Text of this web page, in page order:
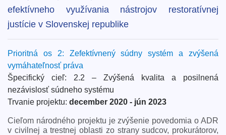
efektívneho využívania nástrojov restoratívnej
justície v Slovenskej republike
Prioritná os 2: Zefektívnený súdny systém a zvýšená
vymáhateľnosť práva
Špecifický cieľ: 2.2 – Zvýšená kvalita a posilnená
nezávislosť súdneho systému
Trvanie projektu: december 2020 - jún 2023
Cieľom národného projektu je zvýšenie povedomia o ADR
v civilnej a trestnej oblasti zo strany sudcov, prokurátorov,